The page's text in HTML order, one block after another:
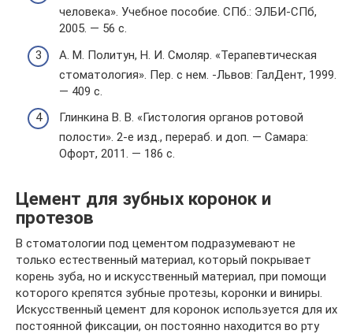
человека». Учебное пособие. СПб.: ЭЛБИ-СПб,
2005. — 56 с.
A. M. Политун, Н. И. Смоляр. «Терапевтическая
стоматология». Пер. с нем. -Львов: ГалДент, 1999.
— 409 с.
Глинкина В. В. «Гистология органов ротовой
полости». 2-е изд., перераб. и доп. — Самара:
Офорт, 2011. — 186 с.
Цемент для зубных коронок и
протезов
В стоматологии под цементом подразумевают не
только естественный материал, который покрывает
корень зуба, но и искусственный материал, при помощи
которого крепятся зубные протезы, коронки и виниры.
Искусственный цемент для коронок используется для их
постоянной фиксации, он постоянно находится во рту